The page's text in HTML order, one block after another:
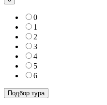
0
1
2
3
4
5
6